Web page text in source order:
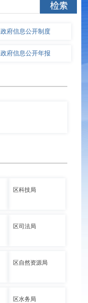
政府信息公开制度
政府信息公开年报
区科技局
区司法局
区自然资源局
区水务局